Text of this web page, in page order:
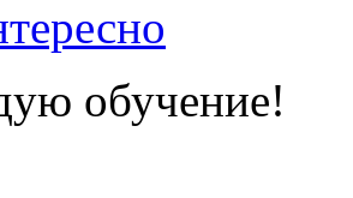
обучение!